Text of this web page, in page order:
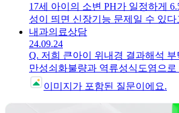
17세 아이의 소변 PH가 일정하게
성이 띄면 신장기능 문제일 수 있
내과의료상담
24.09.24
Q. 저희 큰아이 위내경 결과해석
만성쇠화불량과 역류성식도염으
이미지가 포함된 질문이에요.